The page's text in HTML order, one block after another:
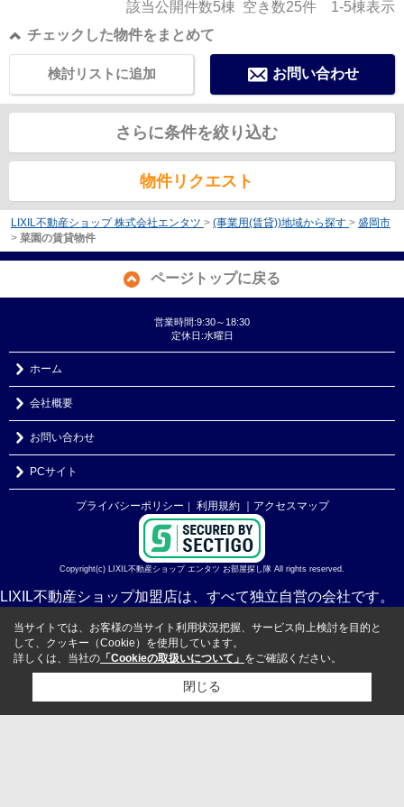
該当公開件数5棟 空き数25件 1-5棟表示
チェックした物件をまとめて
お問い合わせ
検討リストに追加
さらに条件を絞り込む
物件リクエスト
LIXIL不動産ショップ 株式会社エンタツ > (事業用(賃貸))地域から探す > 盛岡市
> 菜園の賃貸物件
ページトップに戻る
営業時間:9:30～18:30
定休日:水曜日
ホーム
会社概要
お問い合わせ
PCサイト
プライバシーポリシー ｜ 利用規約 ｜アクセスマップ
Copyright(c) LIXIL不動産ショップ エンタツ お部屋探し隊 All rights reserved.
LIXIL不動産ショップ加盟店は、すべて独立自営の会社です。
当サイトでは、お客様の当サイト利用状況把握、サービス向上検討を目的と
して、クッキー（Cookie）を使用しています。
詳しくは、当社の 「Cookieの取扱いについて」 をご確認ください。
閉じる